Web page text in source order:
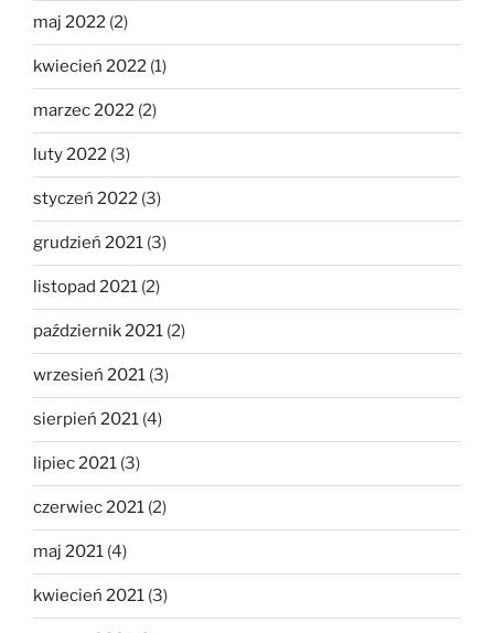
maj 2022 (2)
kwiecień 2022 (1)
marzec 2022 (2)
luty 2022 (3)
styczeń 2022 (3)
grudzień 2021 (3)
listopad 2021 (2)
październik 2021 (2)
wrzesień 2021 (3)
sierpień 2021 (4)
lipiec 2021 (3)
czerwiec 2021 (2)
maj 2021 (4)
kwiecień 2021 (3)